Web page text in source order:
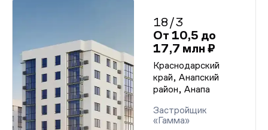
18/3
От 10,5 до
17,7 млн ₽
Краснодарский
край, Анапский
район, Анапа
Застройщик
«Гамма»